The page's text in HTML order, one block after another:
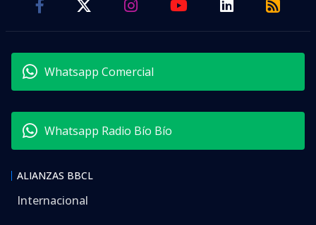
Whatsapp Comercial
Whatsapp Radio Bío Bío
ALIANZAS BBCL
Internacional